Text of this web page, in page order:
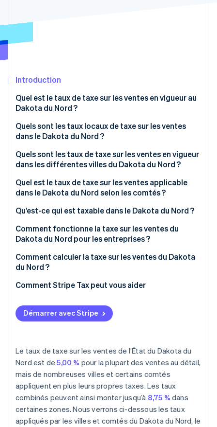
Radar
Atlas
Élimination du carbone
Vérification de l'identité
Stripe Sessions 2026
Découvrez comment Stripe construit l’infrastructure
Introduction
Quel est le taux de taxe sur les ventes en vigueur au
Dakota du Nord ?
Quels sont les taux locaux de taxe sur les ventes
dans le Dakota du Nord ?
Moyenne de la taxe sur les ventes du Dakota du
Nord en 2026
Quels sont les taux de taxe sur les ventes en vigueur
dans les différentes villes du Dakota du Nord ?
Quel est le taux de taxe sur les ventes applicable
dans le Dakota du Nord selon les comtés ?
Qu’est-ce qui est taxable dans le Dakota du Nord ?
Comment fonctionne la taxe sur les ventes du
Dakota du Nord pour les entreprises ?
Commerçants opérant sur plusieurs sites ou
vendant à distance
Comment calculer la taxe sur les ventes du Dakota
du Nord ?
Comment Stripe Tax peut vous aider
Démarrer avec Stripe
Le taux de taxe sur les ventes de l’État du Dakota du
Nord est de5,00 % pour la plupart des ventes au détail,
mais de nombreuses villes et certains comtés
appliquent en plus leurs propres taxes. Les taux
combinés peuvent ainsi monter jusqu’à 8,75 % dans
certaines zones. Nous verrons ci-dessous les taux
appliqués par les villes et comtés du Dakota du Nord, le